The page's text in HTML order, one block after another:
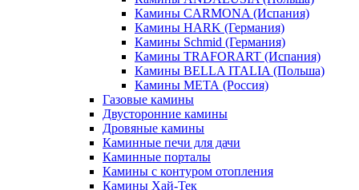
Камины CARMONA (Испания)
Камины HARK (Германия)
Камины Schmid (Германия)
Камины TRAFORART (Испания)
Камины BELLA ITALIA (Польша)
Камины МЕТА (Россия)
Газовые камины
Двусторонние камины
Дровяные камины
Каминные печи для дачи
Каминные порталы
Камины с контуром отопления
Камины Хай-Тек